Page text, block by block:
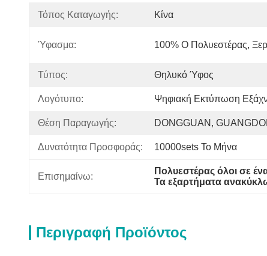
Τόπος Καταγωγής: Κίνα
Ύφασμα: 100% Ο Πολυεστέρας,
Τύπος: Θηλυκό Ύφος
Λογότυπο: Ψηφιακή Εκτύπωση
Θέση Παραγωγής: DONGGUAN,
Δυνατότητα Προσφοράς: 10000sets Το Μήνα
Επισημαίνω:
Πολυεστέρας όλοι σε
Τα εξαρτήματα
Περιγραφή Προϊόντος